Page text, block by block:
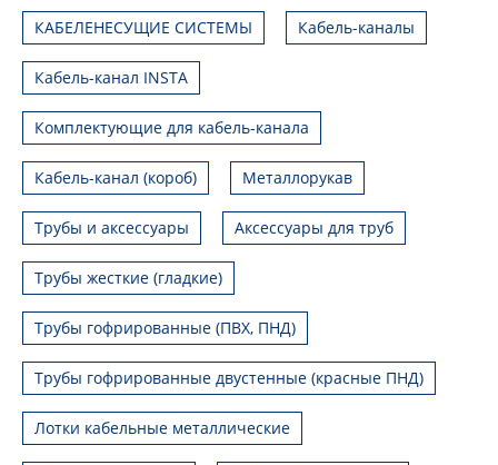
КАБЕЛЕНЕСУЩИЕ СИСТЕМЫ Кабель-каналы
Кабель-канал INSTA
Комплектующие для кабель-канала
Кабель-канал (короб) Металлорукав
Трубы и аксессуары Аксессуары для труб
Трубы жесткие (гладкие)
Трубы гофрированные (ПВХ, ПНД)
Трубы гофрированные двустенные (красные ПНД)
Лотки кабельные металлические